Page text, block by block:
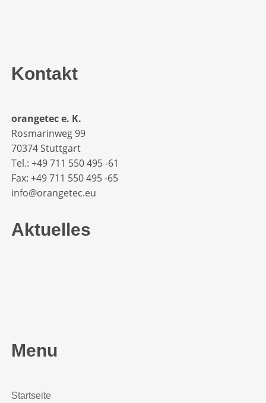
Kontakt
orangetec e. K.
Rosmarinweg 99
70374 Stuttgart
Tel.: +49 711 550 495 -61‬
Fax: +49 711 550 495 -65‬
info@orangetec.eu
Aktuelles
Menu
Startseite